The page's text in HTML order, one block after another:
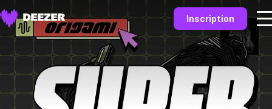
Inscription